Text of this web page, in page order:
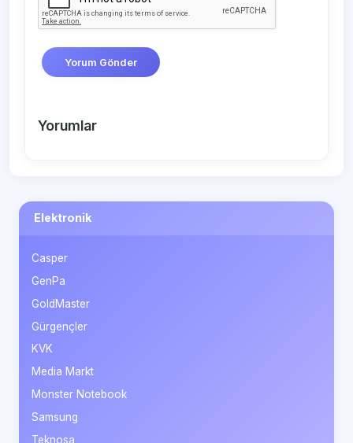
Yorum Gönder
Yorumlar
Elektronik
Casper
GenPa
GoldMaster
Gürgençler
KVK
Media Markt
Monster Notebook
Samsung
Teknosa